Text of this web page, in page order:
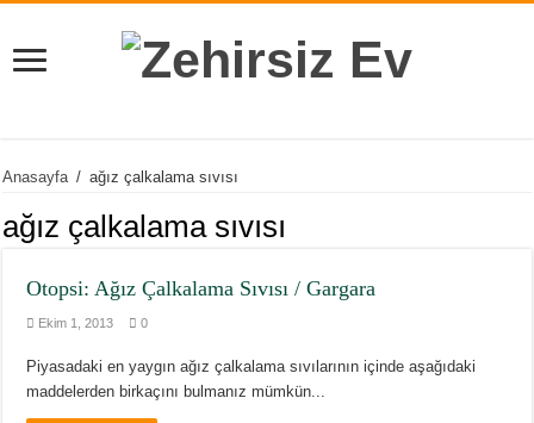
Anasayfa / ağız çalkalama sıvısı
ağız çalkalama sıvısı
Otopsi: Ağız Çalkalama Sıvısı / Gargara
Ekim 1, 2013 0
Piyasadaki en yaygın ağız çalkalama sıvılarının içinde aşağıdaki
maddelerden birkaçını bulmanız mümkün...